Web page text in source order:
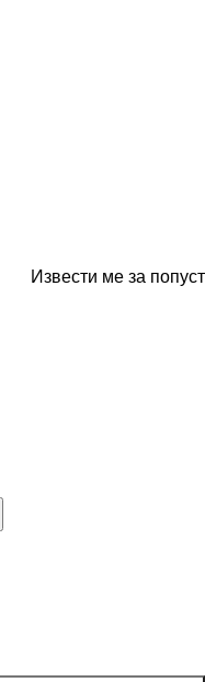
Извести ме за попуст